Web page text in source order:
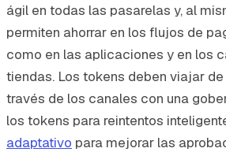
ágil en todas las pasarelas y, al
permiten ahorrar en los flujos de
como en las aplicaciones y en los
tiendas. Los tokens deben viajar
través de los canales con una
los tokens para reintentos
adaptativo para mejorar las